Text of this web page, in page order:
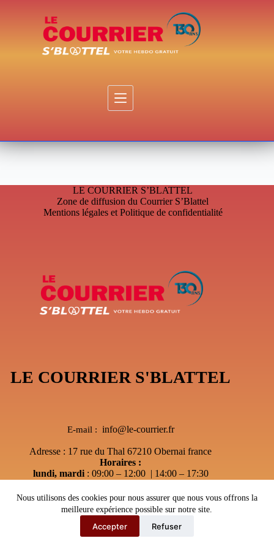
Nous utilisons des cookies pour nous assurer que nous vous offrons la
meilleure expérience possible sur notre site.
Accepter Refuser
LE COURRIER S’BLATTEL
Zone de diffusion du Courrier S’Blattel
Mentions légales et Politique de confidentialité
LE COURRIER S'BLATTEL
E-mail : info@le-courrier.fr
Adresse : 17 rue du Thal 67210 Obernai france
Horaires :
lundi, mardi: 09:00 – 12:00 | 14:00 – 17:30
jeudi: Après-midi sur RDV Uniquement
vendredi :sur RDV Uniquement
Copyright © 2026 - Le courrier S'Blattel